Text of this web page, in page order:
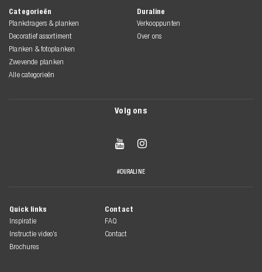
Categorieën
Plankdragers & planken
Decoratief assortiment
Planken & fotoplanken
Zwevende planken
Alle categorieën
Duraline
Verkooppunten
Over ons
Volg ons
 
#DURALINE
Quick links
Inspiratie
Instructie video’s
Brochures
Contact
FAQ
Contact